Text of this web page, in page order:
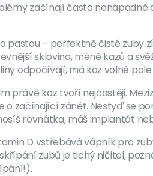
začínají často
– perfektně čisté zuby
sklovina, méně kazů a
odpočívají, má kaz volné
právě kaz tvoří nejčastěji.
začínající zánět. Nestyď se
rovnátka, máš implantát
D vstřebává vápník pro
zubů je tichý ničitel,